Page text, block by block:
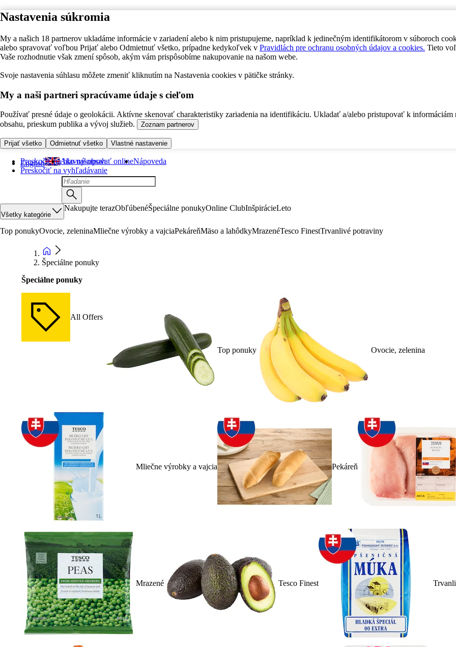
Nastavenia súkromia
My a našich 18 partnerov ukladáme informácie v zariadení alebo k nim pristupujeme, napríklad k jedinečným identifikátorom v súboroch
alebo spravovať voľbou Prijať alebo Odmietnuť všetko, prípadne kedykoľvek v Pravidlách pre ochranu osobných údajov a cookies. Tieto
Vaše rozhodnutie však zmení spôsob, akým vám prispôsobíme nakupovanie na našom webe.
Svoje nastavenia súhlasu môžete zmeniť kliknutím na Nastavenia cookies v pätičke stránky.
My a naši partneri spracúvame údaje s cieľom
Používať presné údaje o geolokácii. Aktívne skenovať charakteristiky zariadenia na identifikáciu. Ukladať a/alebo pristupovať k informáciám
obsahu, prieskum publika a vývoj služieb.
Zoznam partnerov
Prijať všetko Odmietnuť všetko Vlastné nastavenie
Preskočiť na hlavný obsah
Preskočiť na vyhľadávanie
English Ako nakupovať onlineNápoveda
Všetky kategórie
Nakupujte terazObľúbenéŠpeciálne ponukyOnline ClubInšpirácieLeto
Top ponukyOvocie, zeleninaMliečne výrobky a vajciaPekáreňMäso a lahôdkyMrazenéTesco FinestTrvanlivé potraviny
Špeciálne ponuky
Špeciálne ponuky
All Offers
Top ponuky Ovocie, zelenina
Mliečne výrobky a vajcia Pekáreň
Mrazené Tesco Finest